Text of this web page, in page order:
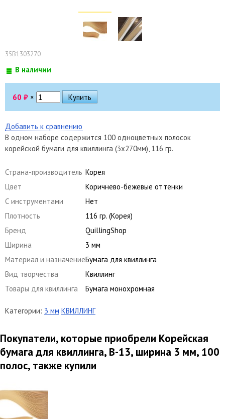
35B1303270
В наличии
60 ₽ ×
Добавить к сравнению
В одном наборе содержится 100 одноцветных полосок
корейской бумаги для квиллинга (3х270мм), 116 гр.
Страна-производитель Корея
Цвет
Коричнево-бежевые оттенки
С инструментами
Нет
Плотность
116 гр. (Корея)
Бренд
QuillingShop
Ширина
3 мм
Материал и назначениеБумага для квиллинга
Вид творчества
Квиллинг
Товары для квиллинга
Бумага монохромная
Категории: 3 мм КВИЛЛИНГ
Покупатели, которые приобрели Корейская
бумага для квиллинга, B-13, ширина 3 мм, 100
полос, также купили